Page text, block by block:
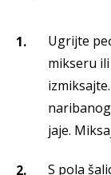
Ugrijte
mikseru
jaje.
S pola